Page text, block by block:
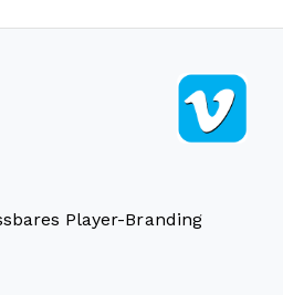
Player-Branding